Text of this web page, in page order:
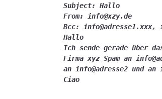
Subject: Hallo
From: info@xzy.de
Bcc: info@adresse1.xxx,
Hallo
Ich sende gerade über
Firma xyz Spam an
an info@adresse2 und an
Ciao